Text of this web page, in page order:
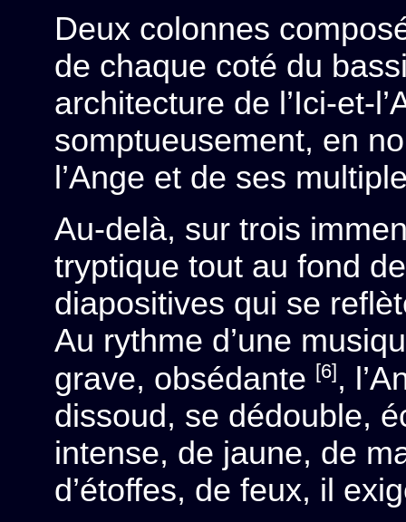
Deux colonnes
de chaque coté du
architecture de l’Ici-et-
somptueusement, en
l’Ange et de ses
Au-delà, sur trois
tryptique tout au fond
diapositives qui se
Au rythme d’une
grave, obsédante [6],
dissoud, se dédouble,
intense, de jaune, de
d’étoffes, de feux, il